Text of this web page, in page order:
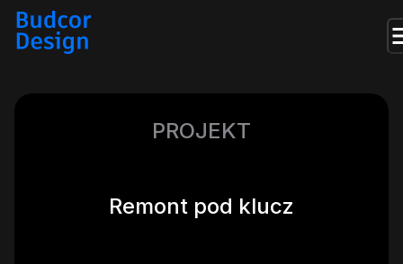
PROJEKT
Remont pod klucz